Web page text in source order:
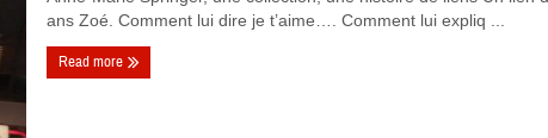
ans Zoé. Comment lui dire je t’aime…. Comment lui expliq ...
Read more